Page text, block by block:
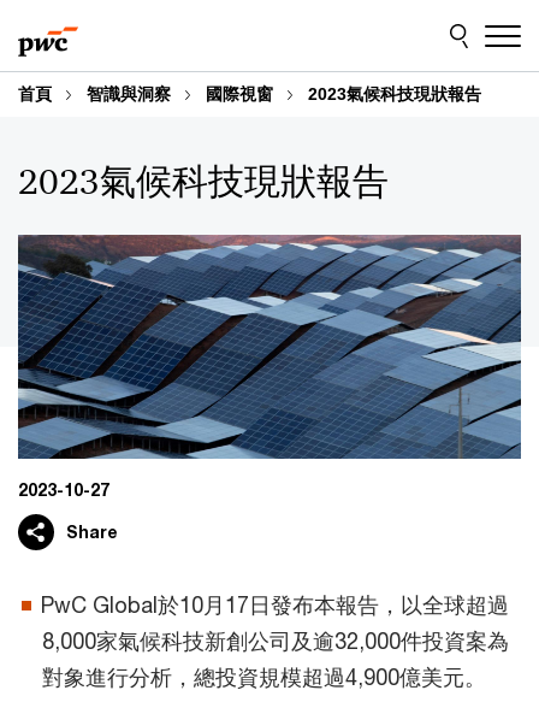
to
content
to
footer
首頁 智識與洞察 國際視窗 2023氣候科技現狀報告
2023氣候科技現狀報告
2023-10-27
Share
PwC Global於10月17日發布本報告，以全球超過
8,000家氣候科技新創公司及逾32,000件投資案為
對象進行分析，總投資規模超過4,900億美元。